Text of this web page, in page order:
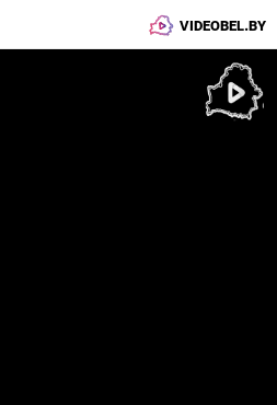
VIDEOBEL.BY